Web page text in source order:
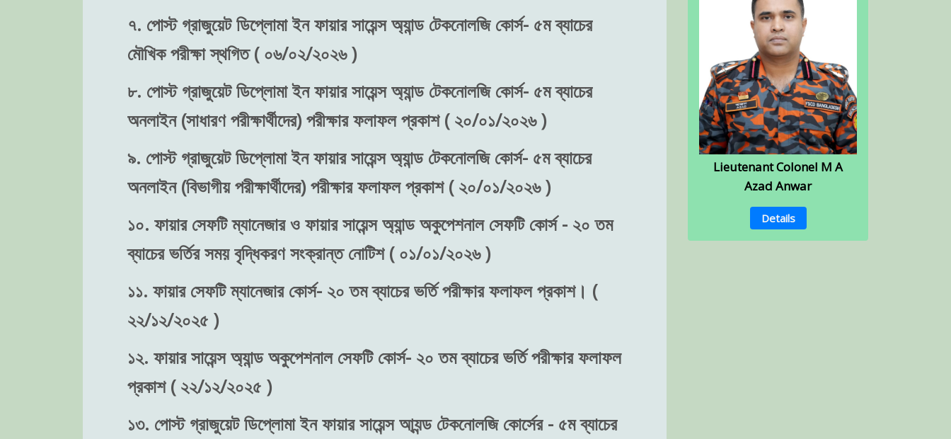
৭. পোস্ট গ্রাজুয়েট ডিপ্লোমা ইন ফায়ার সায়েন্স অ্যান্ড টেকনোলজি কোর্স- ৫ম ব্যাচের
মৌখিক পরীক্ষা স্থগিত ( ০৬/০২/২০২৬ )
৮. পোস্ট গ্রাজুয়েট ডিপ্লোমা ইন ফায়ার সায়েন্স অ্যান্ড টেকনোলজি কোর্স- ৫ম ব্যাচের
অনলাইন (সাধারণ পরীক্ষার্থীদের) পরীক্ষার ফলাফল প্রকাশ ( ২০/০১/২০২৬ )
৯. পোস্ট গ্রাজুয়েট ডিপ্লোমা ইন ফায়ার সায়েন্স অ্যান্ড টেকনোলজি কোর্স- ৫ম ব্যাচের
অনলাইন (বিভাগীয় পরীক্ষার্থীদের) পরীক্ষার ফলাফল প্রকাশ ( ২০/০১/২০২৬ )
১০. ফায়ার সেফটি ম্যানেজার ও ফায়ার সায়েন্স অ্যান্ড অকুপেশনাল সেফটি কোর্স - ২০ তম
ব্যাচের ভর্তির সময় বৃদ্ধিকরণ সংক্রান্ত নোটিশ ( ০১/০১/২০২৬ )
১১. ফায়ার সেফটি ম্যানেজার কোর্স- ২০ তম ব্যাচের ভর্তি পরীক্ষার ফলাফল প্রকাশ। (
২২/১২/২০২৫ )
১২. ফায়ার সায়েন্স অ্যান্ড অকুপেশনাল সেফটি কোর্স- ২০ তম ব্যাচের ভর্তি পরীক্ষার ফলাফল
প্রকাশ ( ২২/১২/২০২৫ )
১৩. পোস্ট গ্রাজুয়েট ডিপ্লোমা ইন ফায়ার সায়েন্স আ্যন্ড টেকনোলজি কোর্সের - ৫ম ব্যাচের
Lieutenant Colonel M A
Azad Anwar
Details